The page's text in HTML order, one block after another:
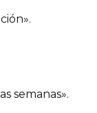
semanas».